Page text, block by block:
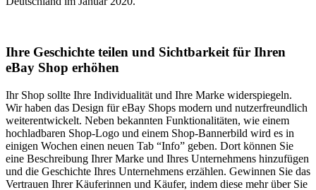
Ihre Geschichte teilen und Sichtbarkeit für Ihren
eBay Shop erhöhen
Ihr Shop sollte Ihre Individualität und Ihre Marke widerspiegeln.
Wir haben das Design für eBay Shops modern und nutzerfreundlich
weiterentwickelt. Neben bekannten Funktionalitäten, wie einem
hochladbaren Shop-Logo und einem Shop-Bannerbild wird es in
einigen Wochen einen neuen Tab “Info” geben. Dort können Sie
eine Beschreibung Ihrer Marke und Ihres Unternehmens hinzufügen
und die Geschichte Ihres Unternehmens erzählen. Gewinnen Sie das
Vertrauen Ihrer Käuferinnen und Käufer, indem diese mehr über Sie